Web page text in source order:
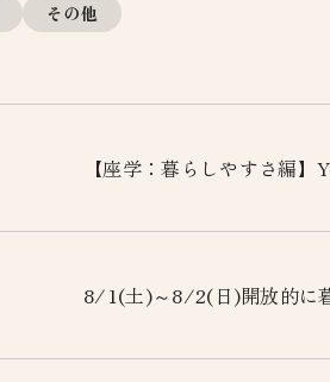
その他
【座学：暮らしやすさ編
8/1(土)～8/2(日)開放的に